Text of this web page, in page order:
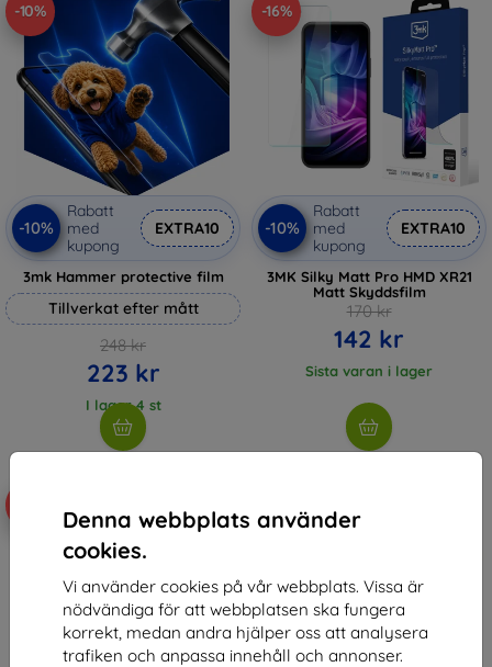
Denna webbplats använder
cookies.
Vi använder cookies på vår webbplats. Vissa är
nödvändiga för att webbplatsen ska fungera
korrekt, medan andra hjälper oss att analysera
trafiken och anpassa innehåll och annonser.
-10%
-10%
Rabatt
med
kupong
EXTRA10
3mk Hammer protective film
Tillverkat efter mått
248 kr
223 kr
I lager 4 st
-16%
-10%
Rabatt
med
kupong
EXTRA10
3MK Silky Matt Pro HMD XR21
Matt Skyddsfilm
170 kr
142 kr
Sista varan i lager